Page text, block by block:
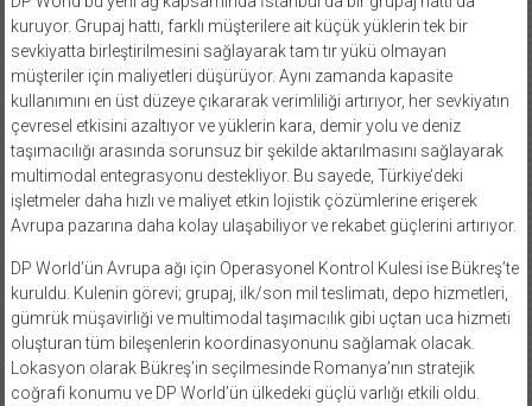
kuruyor. Grupaj hattı, farklı müşterilere ait küçük yüklerin tek bir
sevkiyatta birleştirilmesini sağlayarak tam tır yükü olmayan
müşteriler için maliyetleri düşürüyor. Aynı zamanda kapasite
kullanımını en üst düzeye çıkararak verimliliği artırıyor, her sevkiyatın
çevresel etkisini azaltıyor ve yüklerin kara, demir yolu ve deniz
taşımacılığı arasında sorunsuz bir şekilde aktarılmasını sağlayarak
multimodal entegrasyonu destekliyor. Bu sayede, Türkiye’deki
işletmeler daha hızlı ve maliyet etkin lojistik çözümlerine erişerek
Avrupa pazarına daha kolay ulaşabiliyor ve rekabet güçlerini artırıyor.
DP World’ün Avrupa ağı için Operasyonel Kontrol Kulesi ise Bükreş’te
kuruldu. Kulenin görevi; grupaj, ilk/son mil teslimatı, depo hizmetleri,
gümrük müşavirliği ve multimodal taşımacılık gibi uçtan uca hizmeti
oluşturan tüm bileşenlerin koordinasyonunu sağlamak olacak.
Lokasyon olarak Bükreş’in seçilmesinde Romanya’nın stratejik
coğrafi konumu ve DP World’ün ülkedeki güçlü varlığı etkili oldu.